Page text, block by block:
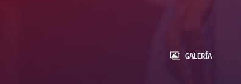
LABEL.ARIA.GALLERY
GALERÍA